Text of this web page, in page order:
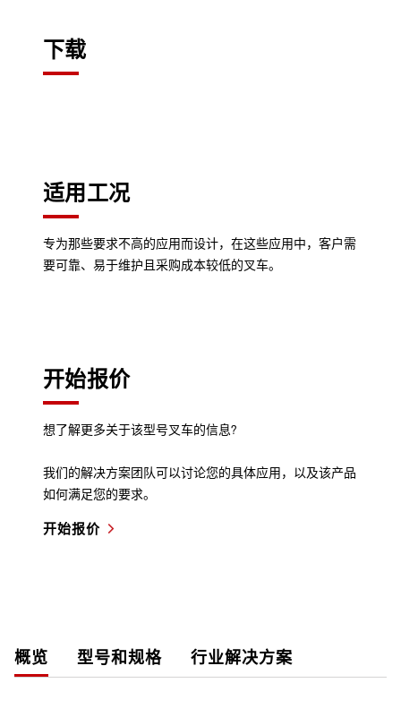
下载
适用工况
专为那些要求不高的应用而设计，在这些应用中，客户需
要可靠、易于维护且采购成本较低的叉车。
开始报价
想了解更多关于该型号叉车的信息?
我们的解决方案团队可以讨论您的具体应用，以及该产品
如何满足您的要求。
开始报价
概览 型号和规格 行业解决方案